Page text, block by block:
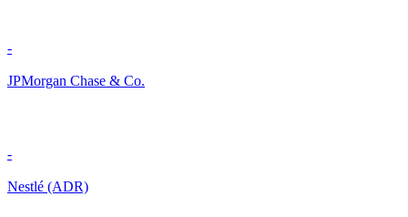
-
JPMorgan Chase & Co.
-
Nestlé (ADR)